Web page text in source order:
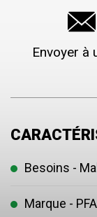
Envoyer à
Besoins -
Marque -